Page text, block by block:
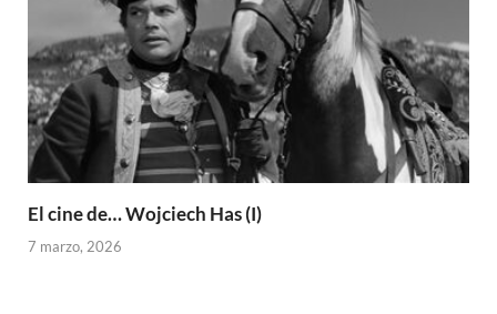
El cine de… Wojciech Has (I)
7 marzo, 2026